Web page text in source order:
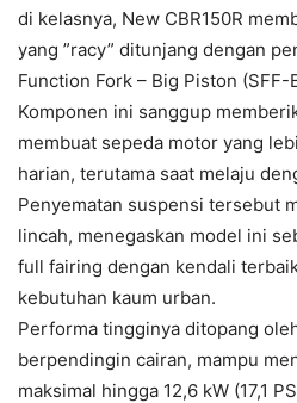
di kelasnya, New CBR150R
yang ”racy” ditunjang dengan
Function Fork – Big Piston
Komponen ini sanggup
membuat sepeda motor yang
harian, terutama saat melaju
Penyematan suspensi tersebut
lincah, menegaskan model ini
full fairing dengan kendali
kebutuhan kaum urban.
Performa tingginya ditopang
berpendingin cairan, mampu
maksimal hingga 12,6 kW (17,1